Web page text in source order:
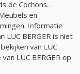
de Cochons..
en
Informatie
LUC BERGER is niet
van LUC
LUC BERGER op